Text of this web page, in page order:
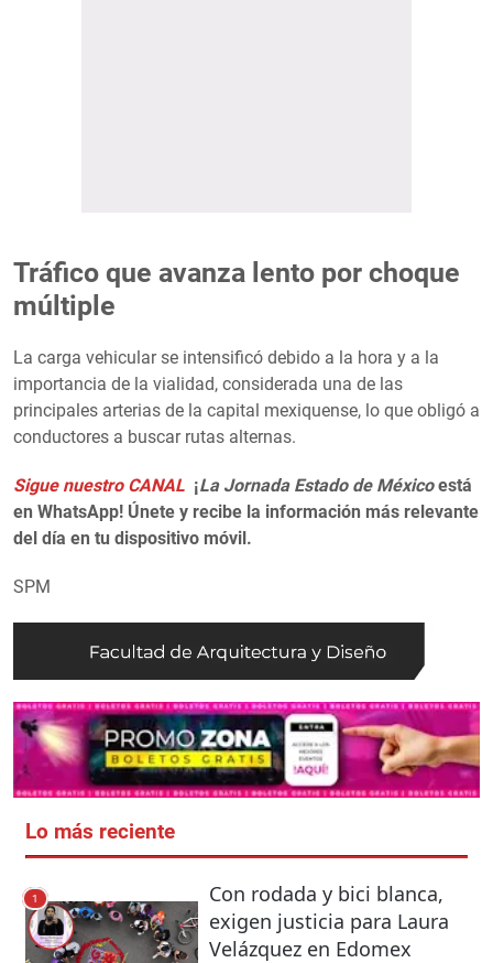
Tráfico que avanza lento por choque
múltiple
La carga vehicular se intensificó debido a la hora y a la
importancia de la vialidad, considerada una de las
principales arterias de la capital mexiquense, lo que obligó a
conductores a buscar rutas alternas.
Sigue nuestro CANAL ¡La Jornada Estado de Méxicoestá
en WhatsApp! Únete y recibe la información más relevante
del día en tu dispositivo móvil.
SPM
Lo más reciente
1
Con rodada y bici blanca,
exigen justicia para Laura
Velázquez en Edomex